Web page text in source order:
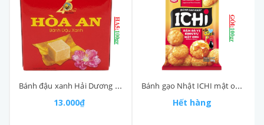
Bánh đậu xanh Hải Dương Hoà An HA5 hộp 100gr
13.000₫
Bánh gạo Nhật ICHI mật ong gói 13P (90-:-110)gr
Hết hàng